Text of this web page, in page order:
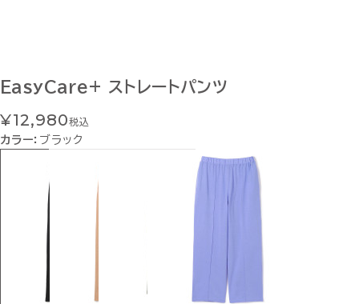
EasyCare+ ストレートパンツ
¥12,980税込
カラー： ブラック